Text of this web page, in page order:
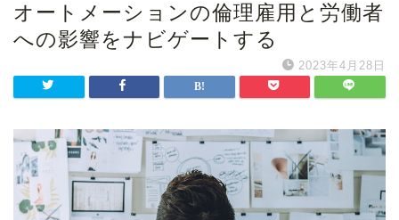
オートメーションの倫理雇用と労働者
への影響をナビゲートする
2023年4月28日